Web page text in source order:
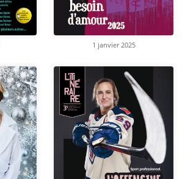
1 janvier 2025